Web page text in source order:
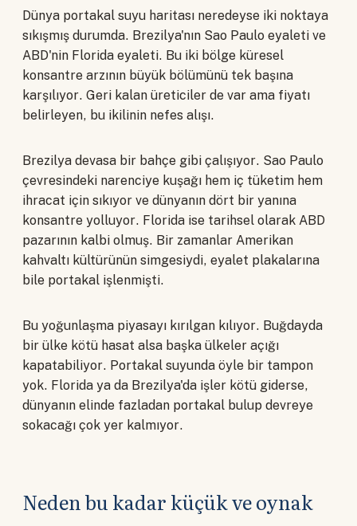
Dünya portakal suyu haritası neredeyse iki noktaya
sıkışmış durumda. Brezilya'nın Sao Paulo eyaleti ve
ABD'nin Florida eyaleti. Bu iki bölge küresel
konsantre arzının büyük bölümünü tek başına
karşılıyor. Geri kalan üreticiler de var ama fiyatı
belirleyen, bu ikilinin nefes alışı.
Brezilya devasa bir bahçe gibi çalışıyor. Sao Paulo
çevresindeki narenciye kuşağı hem iç tüketim hem
ihracat için sıkıyor ve dünyanın dört bir yanına
konsantre yolluyor. Florida ise tarihsel olarak ABD
pazarının kalbi olmuş. Bir zamanlar Amerikan
kahvaltı kültürünün simgesiydi, eyalet plakalarına
bile portakal işlenmişti.
Bu yoğunlaşma piyasayı kırılgan kılıyor. Buğdayda
bir ülke kötü hasat alsa başka ülkeler açığı
kapatabiliyor. Portakal suyunda öyle bir tampon
yok. Florida ya da Brezilya'da işler kötü giderse,
dünyanın elinde fazladan portakal bulup devreye
sokacağı çok yer kalmıyor.
Neden bu kadar küçük ve oynak